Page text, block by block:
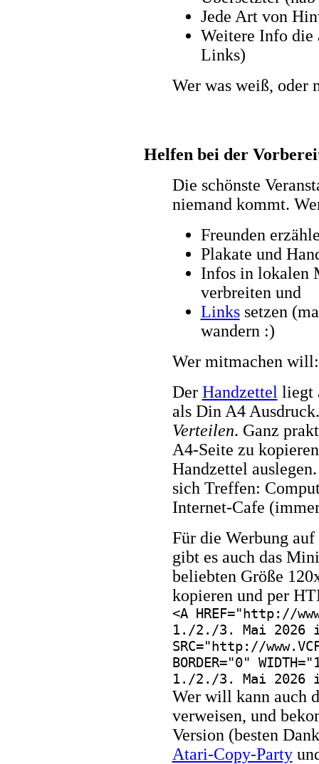
Jede Art von
Weitere Info die
Links)
Wer was weiß, oder
Helfen bei der
Die schönste
niemand kommt.
Freunden
Plakate und
Infos in lokalen
verbreiten und
Linkssetzen
wandern :)
Wer mitmachen
Der Handzettel liegt
als Din A4
Verteilen. Ganz
A4-Seite zu
Handzettel
sich Treffen:
Internet-Cafe
Für die Werbung
gibt es auch das
beliebten Größe
kopieren und per
<A HREF="http://
1./2./3. Mai 2026 in
SRC="http://
BORDER="0"
1./2./3. Mai 2026
Wer will kann auch
verweisen, und
Version (besten
Atari-Copy-Party